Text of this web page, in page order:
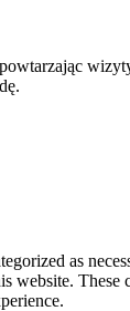
as
website.